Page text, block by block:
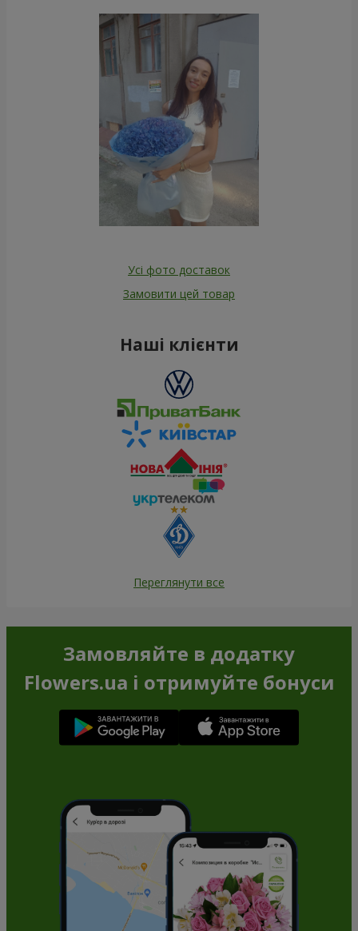
Усі фото доставок
Замовити цей товар
Наші клієнти
Переглянути все
Замовляйте в додатку
Flowers.ua і отримуйте бонуси